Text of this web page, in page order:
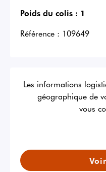
Poids du colis : 1
Référence : 109649
Les informations
géographique de
vous